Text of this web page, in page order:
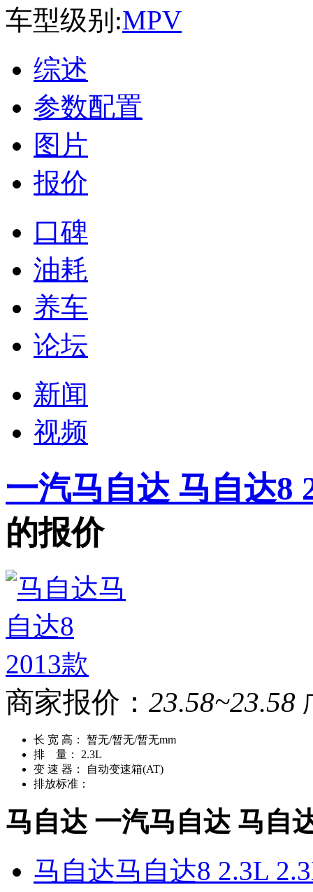
车型级别:MPV
综述
参数配置
图片
报价
口碑
油耗
养车
论坛
新闻
视频
一汽马自达 马自达8
的报价
商家报价： 23.58~23.58
长 宽 高：
暂无/暂无/暂无mm
排 量：
2.3L
变 速 器：
自动变速箱(AT)
排放标准：
马自达 一汽马自达 马自
马自达马自达8 2.3L